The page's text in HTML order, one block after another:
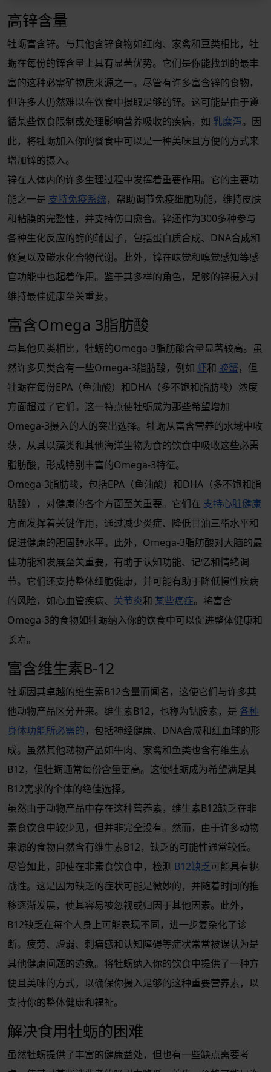
高锌含量
牡蛎富含锌。与其他含锌食物如红肉、家禽和豆类相比，牡
蛎在每份的锌含量上具有显著优势。它们是你能找到的最丰
富的这种必需矿物质来源之一。尽管有许多富含锌的食物，
但许多人仍然难以在饮食中摄取足够的锌。这可能是由于遵
循某些饮食限制或处理影响营养吸收的疾病，如 乳糜泻。因
此，将牡蛎加入你的餐食中可以是一种美味且方便的方式来
增加锌的摄入。
锌在人体内的许多生理过程中发挥着重要作用。它的主要功
能之一是 支持免疫系统，帮助调节免疫细胞功能，维持皮肤
和粘膜的完整性，并支持伤口愈合。锌还作为300多种参与
各种生化反应的酶的辅因子，包括蛋白质合成、DNA合成和
修复以及碳水化合物代谢。此外，锌在味觉和嗅觉感知等感
官功能中也起着作用。鉴于其多样的角色，足够的锌摄入对
维持最佳健康至关重要。
富含Omega 3脂肪酸
与其他贝类相比，牡蛎的Omega-3脂肪酸含量显著较高。虽
然许多贝类含有一些Omega-3脂肪酸，例如 虾和 螃蟹，但
牡蛎在每份EPA（鱼油酸）和DHA（多不饱和脂肪酸）浓度
方面超过了它们。这一特点使牡蛎成为那些希望增加
Omega-3摄入的人的突出选择。牡蛎从富含营养的水域中收
获，从其以藻类和其他海洋生物为食的饮食中吸收这些必需
脂肪酸，形成特别丰富的Omega-3特征。
Omega-3脂肪酸，包括EPA（鱼油酸）和DHA（多不饱和脂
肪酸），对健康的各个方面至关重要。它们在 支持心脏健康
方面发挥着关键作用，通过减少炎症、降低甘油三酯水平和
促进健康的胆固醇水平。此外，Omega-3脂肪酸对大脑的最
佳功能和发展至关重要，有助于认知功能、记忆和情绪调
节。它们还支持整体细胞健康，并可能有助于降低慢性疾病
的风险，如心血管疾病、 关节炎和 某些癌症。将富含
Omega-3的食物如牡蛎纳入你的饮食中可以促进整体健康和
长寿。
富含维生素B-12
牡蛎因其卓越的维生素B12含量而闻名，这使它们与许多其
他动物产品区分开来。维生素B12，也称为钴胺素，是 各种
身体功能所必需的，包括神经健康、DNA合成和红血球的形
成。虽然其他动物产品如牛肉、家禽和鱼类也含有维生素
B12，但牡蛎通常每份含量更高。这使牡蛎成为希望满足其
B12需求的个体的绝佳选择。
虽然由于动物产品中存在这种营养素，维生素B12缺乏在非
素食饮食中较少见，但并非完全没有。然而，由于许多动物
来源的食物自然含有维生素B12，缺乏的可能性通常较低。
尽管如此，即使在非素食饮食中，检测 B12缺乏可能具有挑
战性。这是因为缺乏的症状可能是微妙的，并随着时间的推
移逐渐发展，使其容易被忽视或归因于其他因素。此外，
B12缺乏在每个人身上可能表现不同，进一步复杂化了诊
断。疲劳、虚弱、刺痛感和认知障碍等症状常常被误认为是
其他健康问题的迹象。将牡蛎纳入你的饮食中提供了一种方
便且美味的方式，以确保你摄入足够的这种重要营养素，以
支持你的整体健康和福祉。
解决食用牡蛎的困难
虽然牡蛎提供了丰富的健康益处，但也有一些缺点需要考